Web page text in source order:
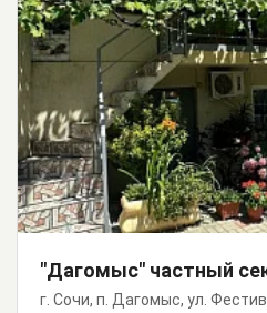
"Дагомыс" частный
г. Сочи, п. Дагомыс, ул.